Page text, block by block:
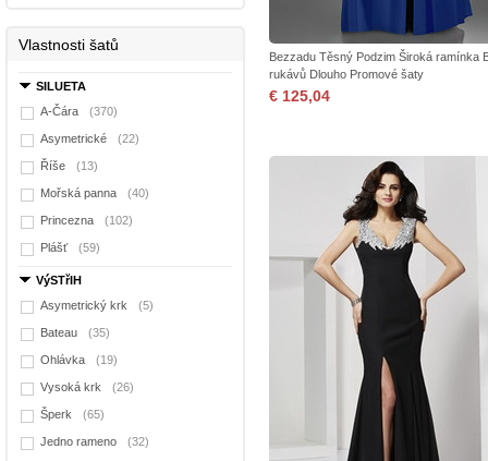
Vlastnosti šatů
SILUETA
A-Čára
(370)
Asymetrické (22)
Říše (13)
Mořská panna (40)
Princezna (102)
Plášť (59)
VýSTřIH
Asymetrický krk
(5)
Bateau (35)
Ohlávka (19)
Vysoká krk (26)
Šperk (65)
Jedno rameno (32)
Bezzadu Těsný Podzim Široká ramínka
rukávů Dlouho Promové šaty
€ 125,04